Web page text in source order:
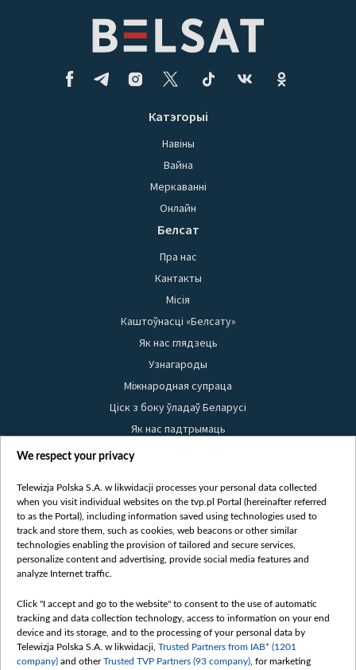
Катэгорыі
Навіны
Вайна
Меркаванні
Онлайн
Белсат
Пра нас
Кантакты
Місія
Каштоўнасці «Белсату»
Як нас глядзець
Узнагароды
Міжнародная супраца
Ціск з боку ўладаў Беларусі
Як нас падтрымаць
Правілы выкарыстання матэрыялаў
Бяспека
Youtube
Белсат news
Белсат Shorts
Жэстачайшы мульт
Belsat English
Biełsat PL
We respect your privacy
Telewizja Polska S.A. w likwidacji processes your personal data collected
when you visit individual websites on the tvp.pl Portal (hereinafter referred
to as the Portal), including information saved using technologies used to
track and store them, such as cookies, web beacons or other similar
technologies enabling the provision of tailored and secure services,
personalize content and advertising, provide social media features and
analyze Internet traffic.
Click "I accept and go to the website" to consent to the use of automatic
tracking and data collection technology, access to information on your end
device and its storage, and to the processing of your personal data by
Telewizja Polska S.A. w likwidacji, Trusted Partners from IAB* (1201
company) and otherTrusted TVP Partners (93 company) , for marketing